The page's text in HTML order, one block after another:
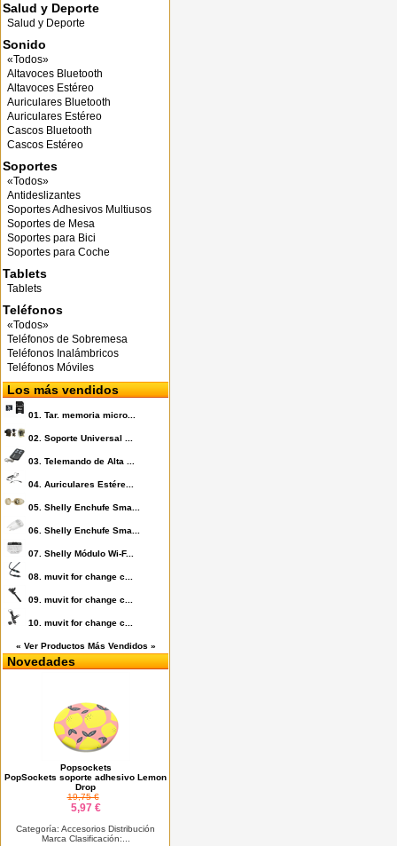
Salud y Deporte
Salud y Deporte
Sonido
«Todos»
Altavoces Bluetooth
Altavoces Estéreo
Auriculares Bluetooth
Auriculares Estéreo
Cascos Bluetooth
Cascos Estéreo
Soportes
«Todos»
Antideslizantes
Soportes Adhesivos Multiusos
Soportes de Mesa
Soportes para Bici
Soportes para Coche
Tablets
Tablets
Teléfonos
«Todos»
Teléfonos de Sobremesa
Teléfonos Inalámbricos
Teléfonos Móviles
Los más vendidos
01. Tar. memoria micro...
02. Soporte Universal ...
03. Telemando de Alta ...
04. Auriculares Estére...
05. Shelly Enchufe Sma...
06. Shelly Enchufe Sma...
07. Shelly Módulo Wi-F...
08. muvit for change c...
09. muvit for change c...
10. muvit for change c...
« Ver Productos Más Vendidos »
Novedades
Popsockets
PopSockets soporte adhesivo Lemon
Drop
19,75 €
5,97 €
Categoría: Accesorios Distribución
Marca Clasificación:...